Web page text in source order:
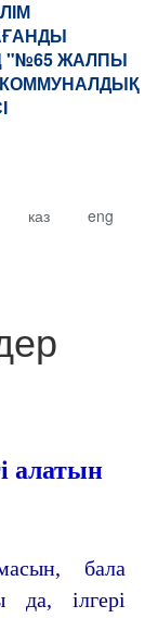
"№65 ЖАЛПЫ
КОММУНАЛДЫҚ
каз eng
алатын
бала
да, ілгері